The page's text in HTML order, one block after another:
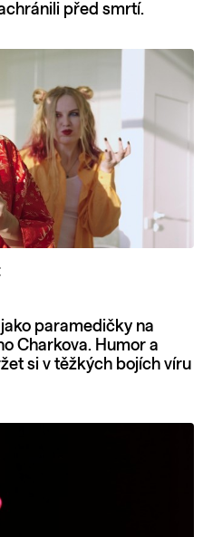
před smrtí.
paramedičky na
Charkova. Humor a
si v těžkých bojích víru